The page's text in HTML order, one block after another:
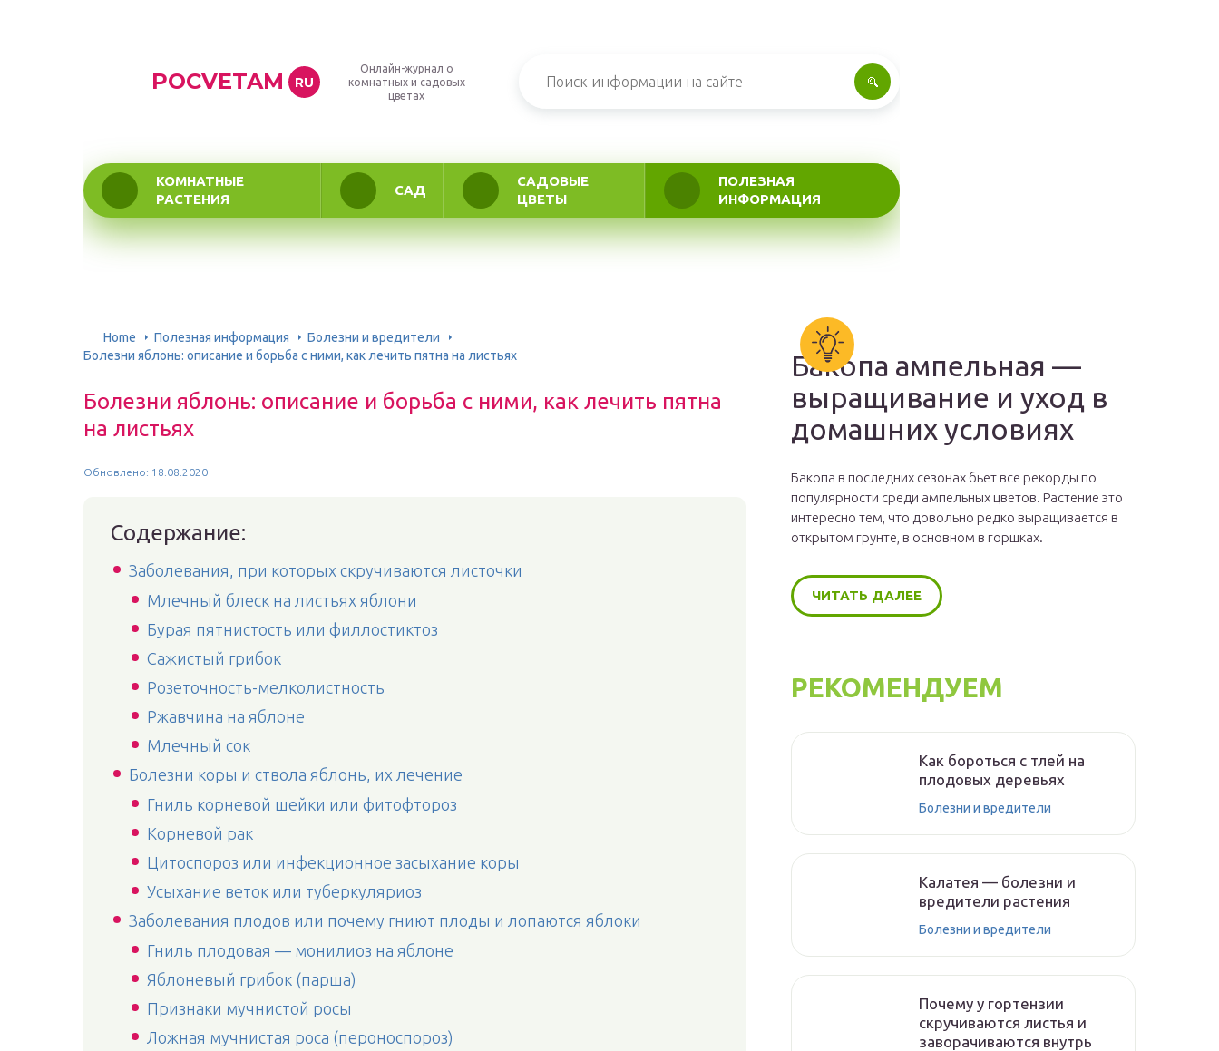
POCVETAM RU
Онлайн-журнал о
комнатных и садовых
цветах
КОМНАТНЫЕ
РАСТЕНИЯ
САД
САДОВЫЕ
ЦВЕТЫ
ПОЛЕЗНАЯ
ИНФОРМАЦИЯ
Home Полезная информация
Болезни и вредители
Болезни яблонь: описание и борьба с ними, как лечить пятна на листьях
Болезни яблонь: описание и борьба с ними, как лечить пятна
на листьях
Обновлено: 18.08.2020
Содержание:
Заболевания, при которых скручиваются листочки
Млечный блеск на листьях яблони
Бурая пятнистость или филлостиктоз
Сажистый грибок
Розеточность-мелколистность
Ржавчина на яблоне
Млечный сок
Болезни коры и ствола яблонь, их лечение
Гниль корневой шейки или фитофтороз
Корневой рак
Цитоспороз или инфекционное засыхание коры
Усыхание веток или туберкуляриоз
Заболевания плодов или почему гниют плоды и лопаются яблоки
Гниль плодовая — монилиоз на яблоне
Яблоневый грибок (парша)
Признаки мучнистой росы
Ложная мучнистая роса (пероноспороз)
Бакопа ампельная —
выращивание и уход в
домашних условиях
Бакопа в последних сезонах бьет все рекорды по
популярности среди ампельных цветов. Растение это
интересно тем, что довольно редко выращивается в
открытом грунте, в основном в горшках.
ЧИТАТЬ ДАЛЕЕ
РЕКОМЕНДУЕМ
Как бороться с тлей на
плодовых деревьях
Болезни и вредители
Калатея — болезни и
вредители растения
Болезни и вредители
Почему у гортензии
скручиваются листья и
заворачиваются внутрь